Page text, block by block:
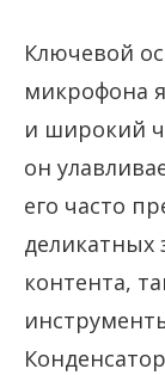
Ключевой
микрофона
и широкий
он
его часто
деликатных
контента,